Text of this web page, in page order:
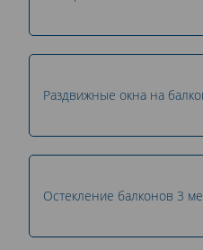
Раздвижные окна на
Остекление балконов 3